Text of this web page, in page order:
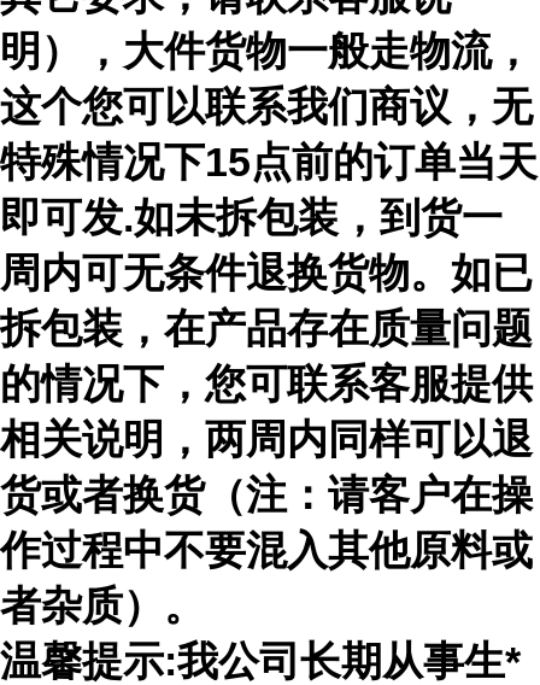
明），大件货物一般走物流，
这个您可以联系我们商议，无
特殊情况下15点前的订单当天
即可发.如未拆包装，到货一
周内可无条件退换货物。如已
拆包装，在产品存在质量问题
的情况下，您可联系客服提供
相关说明，两周内同样可以退
货或者换货（注：请客户在操
作过程中不要混入其他原料或
者杂质）。
温馨提示:我公司长期从事生*